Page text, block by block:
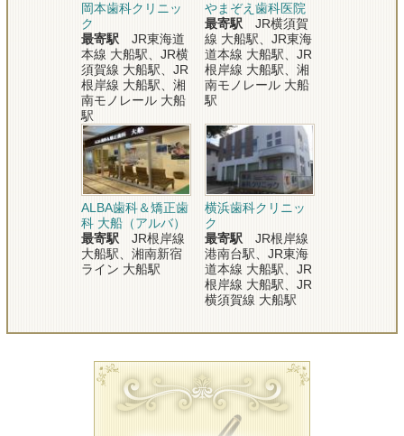
岡本歯科クリニッ
ク
最寄駅 JR東海道
本線 大船駅、JR横
須賀線 大船駅、JR
根岸線 大船駅、湘
南モノレール 大船
駅
やまぞえ歯科医院
最寄駅 JR横須賀
線 大船駅、JR東海
道本線 大船駅、JR
根岸線 大船駅、湘
南モノレール 大船
駅
ALBA歯科＆矯正歯
科 大船（アルバ）
最寄駅 JR根岸線
大船駅、湘南新宿
ライン 大船駅
横浜歯科クリニッ
ク
最寄駅 JR根岸線
港南台駅、JR東海
道本線 大船駅、JR
根岸線 大船駅、JR
横須賀線 大船駅